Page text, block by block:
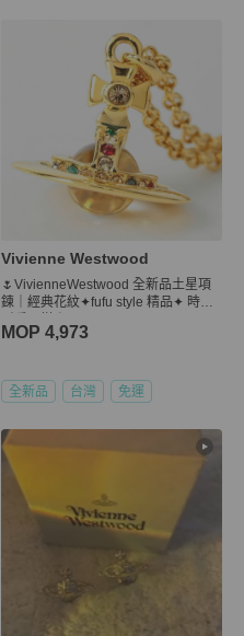
Vivienne Westwood
🌷VivienneWestwood 全新品土星項
鍊｜經典花紋✦fufu style 精品✦ 時尚
MOP 4,973
全新品 台灣 免運